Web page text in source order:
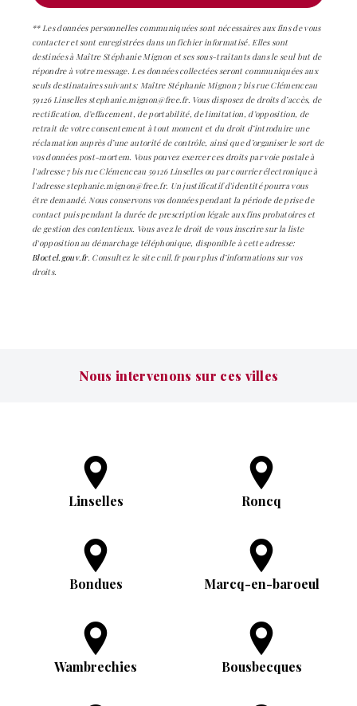
** Les données personnelles communiquées sont nécessaires aux fins de vous
contacter et sont enregistrées dans un fichier informatisé. Elles sont
destinées à Maître Stéphanie Mignon et ses sous-traitants dans le seul but de
répondre à votre message. Les données collectées seront communiquées aux
seuls destinataires suivants: Maître Stéphanie Mignon 7 bis rue Clémenceau
59126 Linselles stephanie.mignon@free.fr. Vous disposez de droits d’accès, de
rectification, d’effacement, de portabilité, de limitation, d’opposition, de
retrait de votre consentement à tout moment et du droit d’introduire une
réclamation auprès d’une autorité de contrôle, ainsi que d’organiser le sort de
vos données post-mortem. Vous pouvez exercer ces droits par voie postale à
l'adresse 7 bis rue Clémenceau 59126 Linselles ou par courrier électronique à
l'adresse stephanie.mignon@free.fr. Un justificatif d'identité pourra vous
être demandé. Nous conservons vos données pendant la période de prise de
contact puis pendant la durée de prescription légale aux fins probatoires et
de gestion des contentieux. Vous avez le droit de vous inscrire sur la liste
d'opposition au démarchage téléphonique, disponible à cette adresse:
Bloctel.gouv.fr. Consultez le site cnil.fr pour plus d’informations sur vos
droits.
Nous intervenons sur ces villes
Linselles Roncq
Bondues Marcq-en-baroeul
Wambrechies Bousbecques